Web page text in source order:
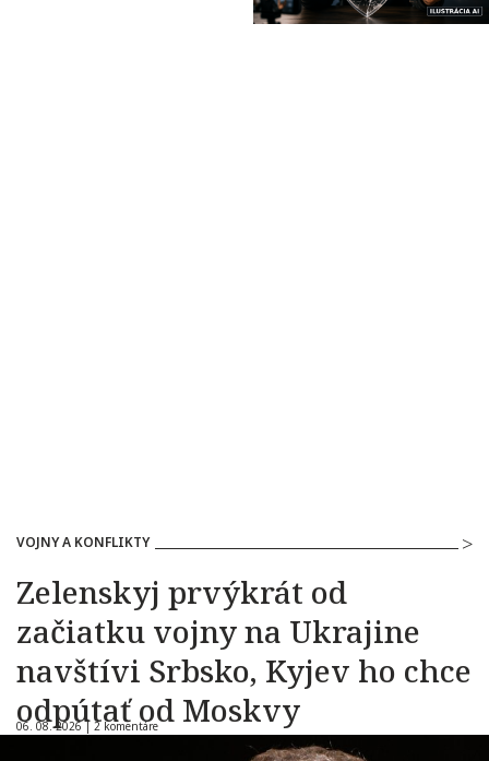
VOJNY A KONFLIKTY
Zelenskyj prvýkrát od
začiatku vojny na Ukrajine
navštívi Srbsko, Kyjev ho chce
odpútať od Moskvy
06. 08. 2026 | 2 komentáre